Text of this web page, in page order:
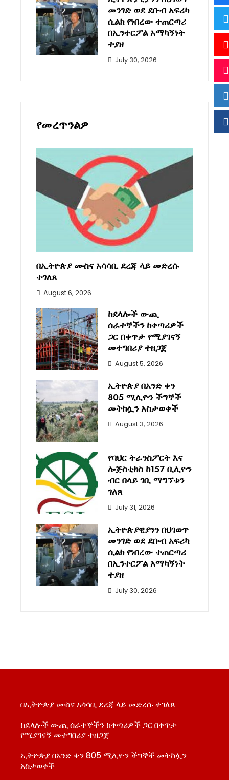
መንገድ ወደ ደቡብ አፍሪካ
ሲልክ የነበረው ተጠርጣሪ
በኢንተርፖል አማካኝነት
ተያዘ
July 30, 2026
የመረጥንልዎ
በኢትዮጵያ ሙስና አሳሳቢ ደረጃ ላይ መድረሱ
ተገለጸ
August 6, 2026
ከደላሎች ውጪ
ሰራተኞችን ከቀጣሪዎች
ጋር በቀጥታ የሚያገናኝ
መተግበሪያ ተዘጋጀ
August 5, 2026
ኢትዮጵያ በአንድ ቀን
805 ሚሊዮን ችግኞች
መትከሏን አስታወቀች
August 3, 2026
የባህር ትራንስፖርት እና
ሎጅስቲክስ ከ157 ቢሊዮን
ብር በላይ ገቢ ማግኘቱን
ገለጸ
July 31, 2026
ኢትዮጵያዊያንን በህገወጥ
መንገድ ወደ ደቡብ አፍሪካ
ሲልክ የነበረው ተጠርጣሪ
በኢንተርፖል አማካኝነት
ተያዘ
July 30, 2026
በኢትዮጵያ ሙስና አሳሳቢ ደረጃ ላይ መድረሱ ተገለጸ
ከደላሎች ውጪ ሰራተኞችን ከቀጣሪዎች ጋር በቀጥታ
የሚያገናኝ መተግበሪያ ተዘጋጀ
ኢትዮጵያ በአንድ ቀን 805 ሚሊዮን ችግኞች መትከሏን
አስታወቀች